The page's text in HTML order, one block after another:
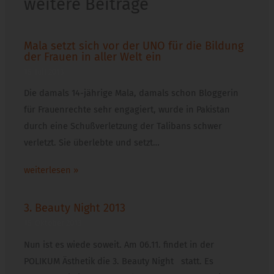
Mala setzt sich vor der UNO für die Bildung
der Frauen in aller Welt ein
weiterlesen »
3. Beauty Night 2013